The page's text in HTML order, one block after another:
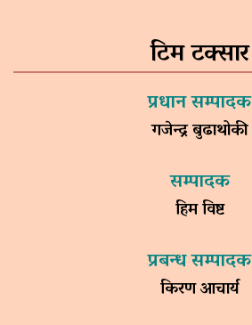
टिम टक्सार
प्रधान सम्पादक
गजेन्द्र बुढाथोकी
सम्पादक
हिम विष्ट
प्रबन्ध सम्पादक
किरण आचार्य